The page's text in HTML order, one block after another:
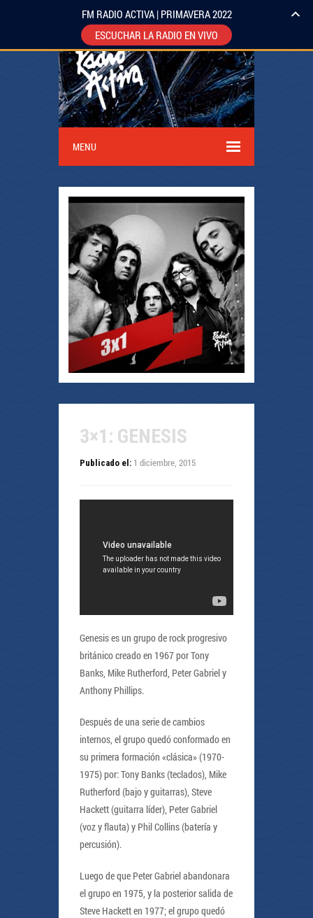
MENU
3×1: GENESIS
Publicado el: 1 diciembre, 2015
Genesis es un grupo de rock progresivo
británico creado en 1967 por Tony
Banks, Mike Rutherford, Peter Gabriel y
Anthony Phillips.
Después de una serie de cambios
internos, el grupo quedó conformado en
su primera formación «clásica» (1970-
1975) por: Tony Banks (teclados), Mike
Rutherford (bajo y guitarras), Steve
Hackett (guitarra líder), Peter Gabriel
(voz y flauta) y Phil Collins (batería y
percusión).
Luego de que Peter Gabriel abandonara
el grupo en 1975, y la posterior salida de
Steve Hackett en 1977; el grupo quedó
FM RADIO ACTIVA | PRIMAVERA 2022
ESCUCHAR LA RADIO EN VIVO